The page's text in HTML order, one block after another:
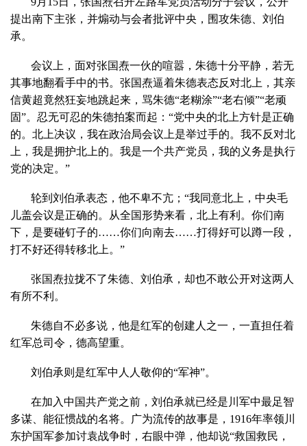
提出南下主张，并煽动与会者批评中央，围攻朱德、刘伯
承。
会议上，面对张国焘一伙的喧嚣，朱德十分平静，若无
其事地翻看手中的书。张国焘逼着朱德表态反对北上，其亲
信黄超竟然狂妄地跳起来，骂朱德“老糊涂”“老右倾”“老顽
固”。忍无可忍的朱德拍案而起：“党中央的北上方针是正确
的。北上决议，我在政治局会议上是举过手的。我不反对北
上，我是拥护北上的。我是一个共产党员，我的义务是执行
党的决定。”
轮到刘伯承表态，他不卑不亢；“我同意北上，中央毛
儿盖会议是正确的。从全国形势来看，北上有利。你们南
下，是要碰钉子的……你们向南去……打得好可以蹲一段，
打不好还得转移北上。”
张国焘拉拢不了朱德、刘伯承，却也不敢公开对这两人
有所不利。
朱德自不必多说，他是红军的创建人之一，一直担任着
红军总司令，德高望重。
刘伯承则是红军中人人敬仰的“军神”。
在加入中国共产党之前，刘伯承就已经是川军中最足智
多谋、能征惯战的名将。广为流传的故事是，1916年率领川
东护国军参加讨袁战争时，右眼中弹，他却说“救国救民，